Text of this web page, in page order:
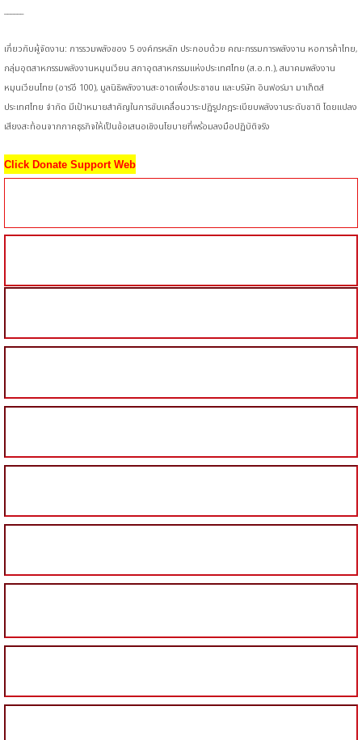
เกี่ยวกับผู้จัดงาน: การรวมพลังของ 5 องค์กรหลัก ประกอบด้วย คณะกรรมการพลังงาน หอการค้าไทย,
กลุ่มอุตสาหกรรมพลังงานหมุนเวียน สภาอุตสาหกรรมแห่งประเทศไทย (ส.อ.ท.), สมาคมพลังงาน
หมุนเวียนไทย (อาร์อี 100), มูลนิธิพลังงานสะอาดเพื่อประชาชน และบริษัท อินฟอร์มา มาเก็ตส์
ประเทศไทย จำกัด มีเป้าหมายสำคัญในการขับเคลื่อนวาระปฏิรูปกฎระเบียบพลังงานระดับชาติ โดยแปลง
เสียงสะท้อนจากภาคธุรกิจให้เป็นข้อเสนอเชิงนโยบายที่พร้อมลงมือปฏิบัติจริง
Click Donate Support Web